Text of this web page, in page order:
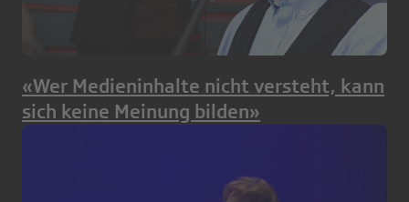
«Wer Medieninhalte nicht versteht, kann
sich keine Meinung bilden»